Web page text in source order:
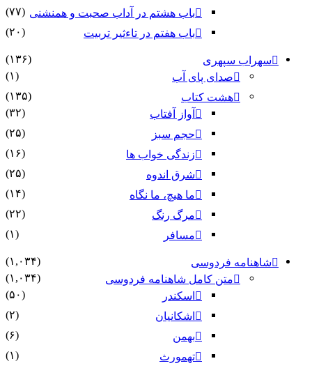
باب هشتم در آداب صحبت و همنشنى (۷۷)
باب هفتم در تاءثیر تربیت
(۲۰)
سهراب سپهری
(۱۳۶)
صدای پای آب
(۱)
هشت کتاب
(۱۳۵)
آواز آفتاب
(۳۲)
حجم سبز
(۲۵)
زندگی خواب ها
(۱۶)
شرق اندوه
(۲۵)
ما هیچ، ما نگاه
(۱۴)
مرگ رنگ
(۲۲)
مسافر
(۱)
شاهنامه فردوسی
(۱,۰۳۴)
متن کامل شاهنامه فردوسی
(۱,۰۳۴)
اسکندر
(۵۰)
اشکانیان
(۲)
بهمن
(۶)
تهمورث
(۱)